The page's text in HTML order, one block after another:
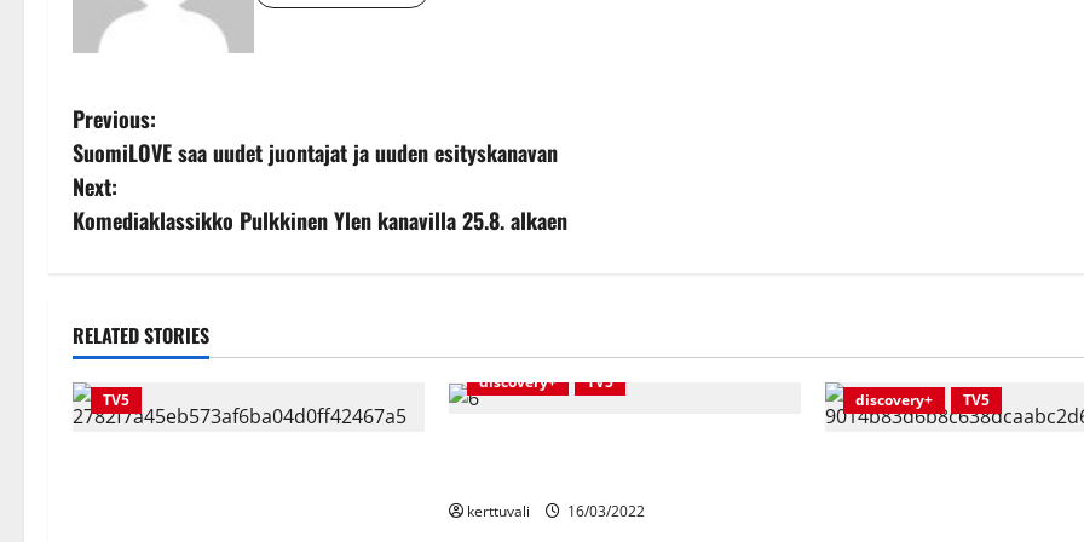
P
o
s
n
a
v
Previous:
SuomiLOVE saa uudet juontajat ja uuden esityskanavan
Next:
Komediaklassikko Pulkkinen Ylen kanavilla 25.8. alkaen
RELATED STORIES
TV5
discovery+ TV5
kerttuvali 16/03/2022
discovery+ TV5